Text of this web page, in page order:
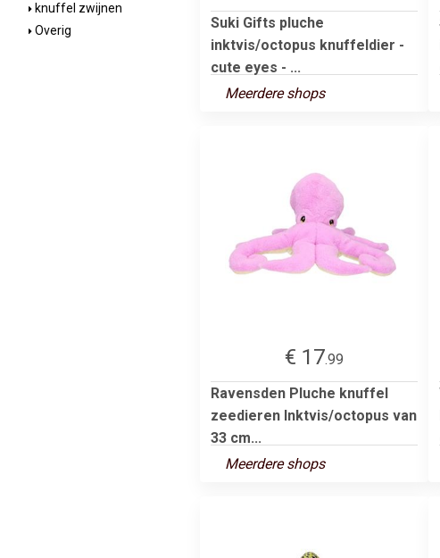
knuffel zwijnen
Overig
Suki Gifts pluche
inktvis/octopus knuffeldier -
cute eyes - ...
Meerdere shops
€ 17.99
Ravensden Pluche knuffel
zeedieren Inktvis/octopus van
33 cm...
Meerdere shops